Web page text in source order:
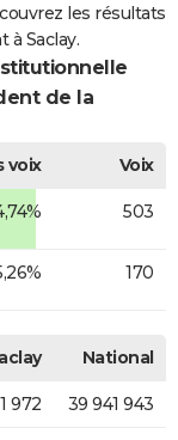
les résultats
Saclay.
de la
voix
Voix
503
170
National
1 972 39 941 943